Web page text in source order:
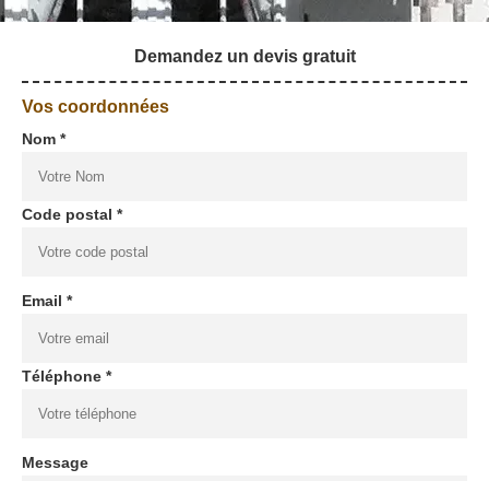
Demandez un devis gratuit
Vos coordonnées
Nom *
Code postal *
Email *
Téléphone *
Message